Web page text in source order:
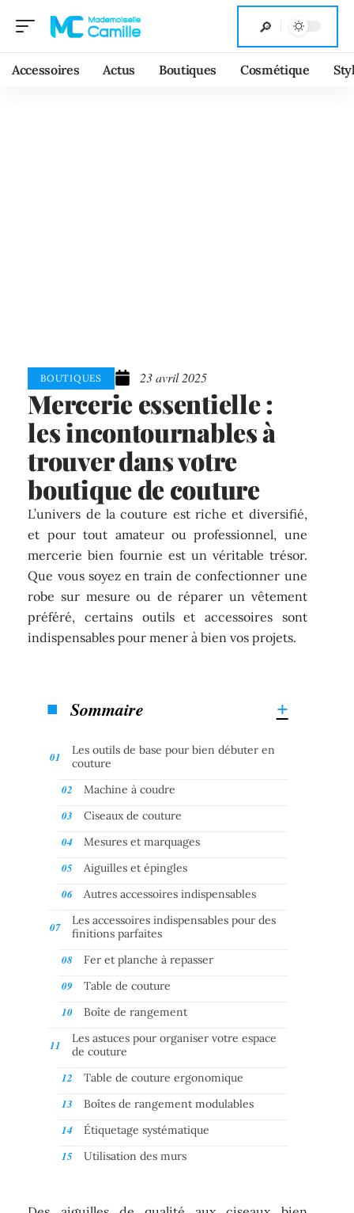
Accessoires Actus Boutiques Cosmétique
BOUTIQUES 23 avril 2025
Mercerie essentielle :
les incontournables à
trouver dans votre
boutique de couture
L’univers de la couture est riche et diversifié,
et pour tout amateur ou professionnel, une
mercerie bien fournie est un véritable trésor.
Que vous soyez en train de confectionner une
robe sur mesure ou de réparer un vêtement
préféré, certains outils et accessoires sont
indispensables pour mener à bien vos projets.
Sommaire
Les outils de base pour bien débuter en
couture
Machine à coudre
Ciseaux de couture
Mesures et marquages
Aiguilles et épingles
Autres accessoires indispensables
Les accessoires indispensables pour des
finitions parfaites
Fer et planche à repasser
Table de couture
Boîte de rangement
Les astuces pour organiser votre espace
de couture
Table de couture ergonomique
Boîtes de rangement modulables
Étiquetage systématique
Utilisation des murs